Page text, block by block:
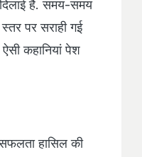
है. समय-समय
पर सराही गई
कहानियां पेश
हासिल की